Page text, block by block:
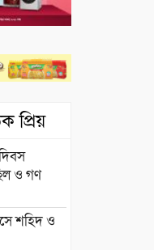
প্রিয়
ও গণ
শহিদ ও